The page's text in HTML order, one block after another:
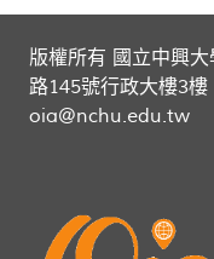
版權所有 國立中興
路145號行政大樓3
oia@nchu.edu.tw